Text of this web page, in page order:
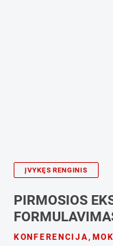
ĮVYKĘS RENGINIS
PIRMOSIOS
KONFERENCIJA,